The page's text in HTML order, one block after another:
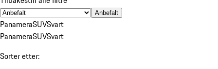
Anbefalt
PanameraSUVSvart
PanameraSUVSvart
Sorter etter: